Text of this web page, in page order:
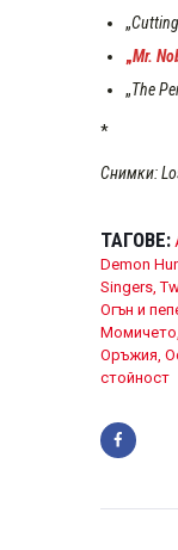
„
„Mr.
„The
*
Снимки:
ТАГОВЕ:
Demon
Singers ,
Огън и
Момичето
Оръжия
стойност